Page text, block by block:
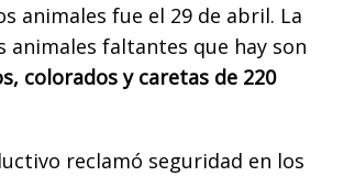
animales fue el 29 de abril. La
animales faltantes que hay son
colorados y caretas de 220
reclamó seguridad en los